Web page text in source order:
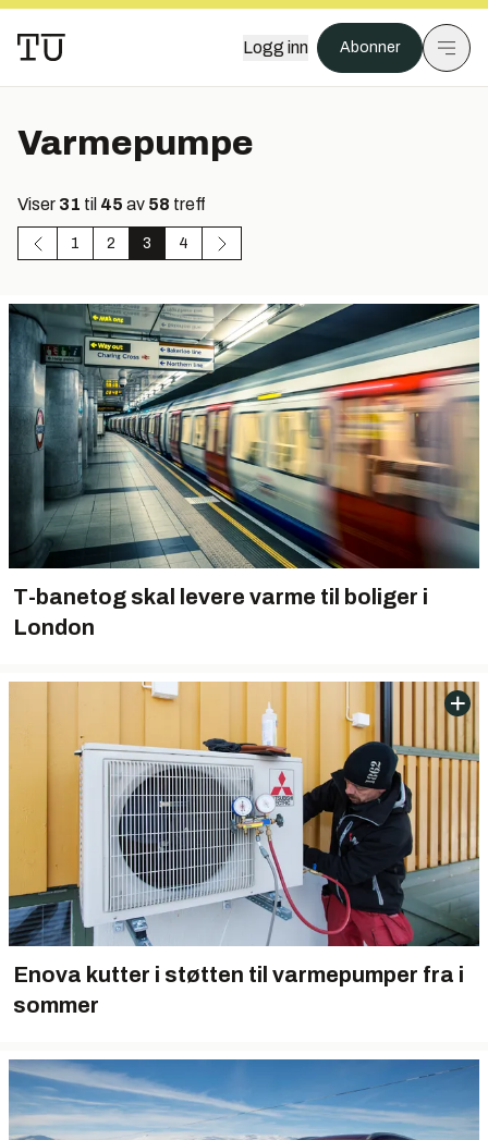
Logg inn Abonner
Varmepumpe
Viser 31 til 45 av 58 treff
1 2 3 4
T-banetog skal levere varme til boliger i
London
Enova kutter i støtten til varmepumper fra i
sommer